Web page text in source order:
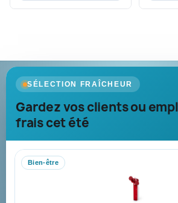
SÉLECTION FRAÎCHEUR
Gardez vos clients ou
frais cet été
Bien-être
Goodies Pub France
Objets publicitaires · par Promenoch
Votre partenaire B2B pour les goodies et
collectivités et administrations.
Mandat administratif & Chorus Pro